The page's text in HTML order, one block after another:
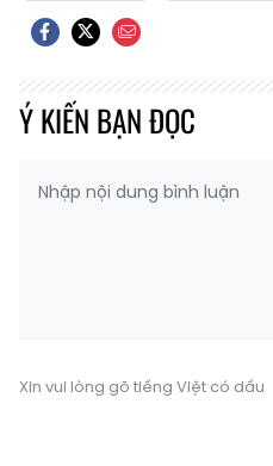
Ý KIẾN BẠN ĐỌC
Xin vui lòng gõ tiếng Việt có dấu